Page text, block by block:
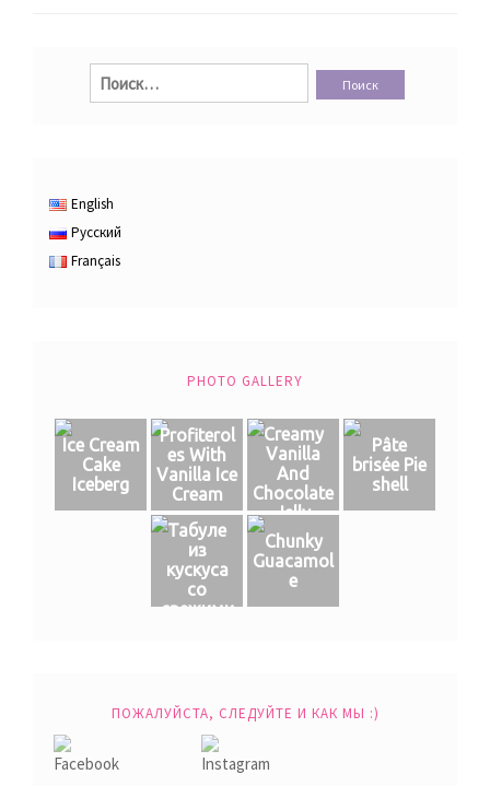
Найти:
English
Русский
Français
PHOTO GALLERY
Ice Cream
Cake
Iceberg
Profiterol
es With
Vanilla Ice
Cream
Creamy
Vanilla
And
Chocolate
Jelly
Pâte
brisée Pie
shell
Табуле
из
кускуса
со
свежими
Chunky
Guacamol
e
ПОЖАЛУЙСТА, СЛЕДУЙТЕ И КАК МЫ :)